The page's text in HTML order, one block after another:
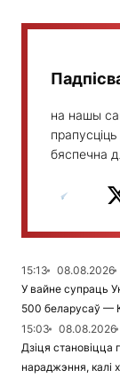
на нашы
бяспечна
15:13 08.08.2026
У вайне супраць
500 беларусаў —
15:03
08.08.2026
Дзіця становіцца
нараджэння, калі